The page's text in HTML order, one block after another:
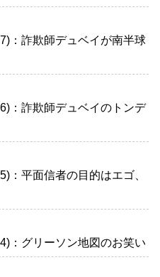
：詐欺師デュベイが南半球
：詐欺師デュベイのトンデ
：平面信者の目的はエゴ、
：グリーソン地図のお笑い